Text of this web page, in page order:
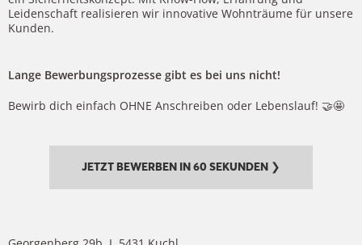
Leidenschaft realisieren wir innovative Wohnträume für unsere
Kunden.
Lange Bewerbungsprozesse gibt es bei uns nicht!
Bewirb dich einfach OHNE Anschreiben oder Lebenslauf! 🤝🤩
JETZT BEWERBEN IN 60 SEKUNDEN ❯